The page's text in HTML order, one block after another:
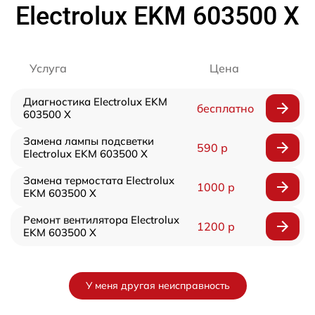
Electrolux EKM 603500 X
Услуга Цена
Диагностика Electrolux EKM
603500 X
бесплатно
Замена лампы подсветки
Electrolux EKM 603500 X
590 р
Замена термостата Electrolux
EKM 603500 X
1000 р
Ремонт вентилятора Electrolux
EKM 603500 X
1200 р
У меня другая неисправность